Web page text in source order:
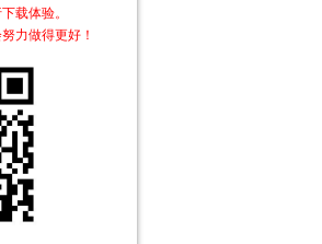
载体验。
力做得更好！